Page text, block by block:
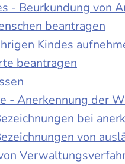
- Beurkundung von
beantragen
Kindes
beantragen
- Anerkennung der
bei
von